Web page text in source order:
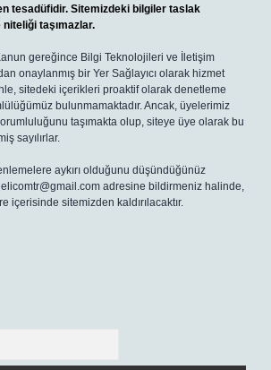
tesadüfidir. Sitemizdeki bilgiler taslak
taşımazlar.
gereğince Bilgi Teknolojileri ve İletişim
onaylanmış bir Yer Sağlayıcı olarak hizmet
sitedeki içerikleri proaktif olarak denetleme
bulunmamaktadır. Ancak, üyelerimiz
taşımakta olup, siteye üye olarak bu
sayılırlar.
aykırı olduğunu düşündüğünüz
adresine bildirmeniz halinde,
içerisinde sitemizden kaldırılacaktır.